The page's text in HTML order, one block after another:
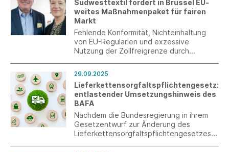
Südwesttextil fordert in Brüssel EU-
weites Maßnahmenpaket für fairen
Markt
Fehlende Konformität, Nichteinhaltung
von EU-Regularien und exzessive
Nutzung der Zollfreigrenze durch
und einen fairen Wettbewerb in Europa.
Südwesttextil appelliert an die EU,
regulatorische Lücken zu schließen und
die Plattformen zur Haftung zu
verpflichten. Gefordert werden u. a. die
Abschaffung der Zollfreigrenze, die
Einführung einer Handling Fee, die
29.09.2025
Lieferkettensorgfaltspflichtengesetz:
entlastender Umsetzungshinweis des
BAFA
Nachdem die Bundesregierung in ihrem
Gesetzentwurf zur Änderung des
Lieferkettensorgfaltspflichtengesetzes